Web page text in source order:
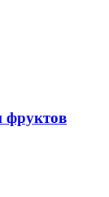
фруктов